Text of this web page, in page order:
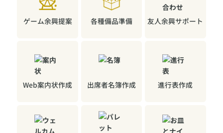
※1 二次会会費の相場（東京都内）から以下で算出
男性 7,500円〜8,500円
ゲーム余興提案 各種備品準備 友人余興サポート
Web案内状作成 出席者名簿作成 進行表作成